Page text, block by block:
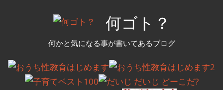
ツ
何ゴト？
何かと気になる事が書いてあるブログ